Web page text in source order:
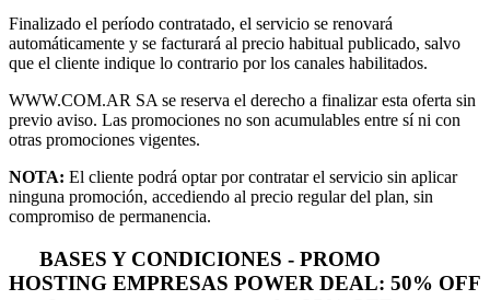
Finalizado el período contratado, el servicio se renovará
automáticamente y se facturará al precio habitual publicado, salvo
que el cliente indique lo contrario por los canales habilitados.
WWW.COM.AR SA se reserva el derecho a finalizar esta oferta sin
previo aviso. Las promociones no son acumulables entre sí ni con
otras promociones vigentes.
NOTA: El cliente podrá optar por contratar el servicio sin aplicar
ninguna promoción, accediendo al precio regular del plan, sin
compromiso de permanencia.
BASES Y CONDICIONES - PROMO
HOSTING EMPRESAS POWER DEAL: 50% OFF